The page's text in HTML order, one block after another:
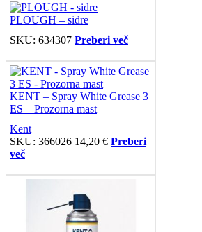
PLOUGH – sidre
SKU: 634307 Preberi več
KENT – Spray White Grease 3
ES – Prozorna mast
Kent
SKU: 366026 14,20 € Preberi
več